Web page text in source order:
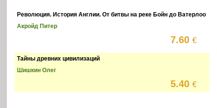
Революция. История Англии. От битвы на реке Бойн до Ватерлоо
Акройд Питер
7.60€
Тайны древних цивилизаций
Шишкин Олег
5.40€